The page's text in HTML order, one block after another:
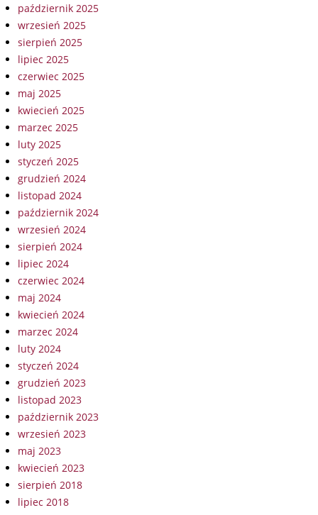
październik 2025
wrzesień 2025
sierpień 2025
lipiec 2025
czerwiec 2025
maj 2025
kwiecień 2025
marzec 2025
luty 2025
styczeń 2025
grudzień 2024
listopad 2024
październik 2024
wrzesień 2024
sierpień 2024
lipiec 2024
czerwiec 2024
maj 2024
kwiecień 2024
marzec 2024
luty 2024
styczeń 2024
grudzień 2023
listopad 2023
październik 2023
wrzesień 2023
maj 2023
kwiecień 2023
sierpień 2018
lipiec 2018